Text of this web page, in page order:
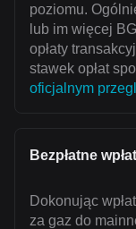
poziomu.
lub im więcej
opłaty
stawek opłat
oficjalnym
Bezpłatne
Dokonując
za gaz do